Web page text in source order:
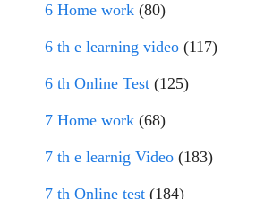
6 Home work (80)
6 th e learning video (117)
6 th Online Test (125)
7 Home work (68)
7 th e learnig Video (183)
7 th Online test (184)